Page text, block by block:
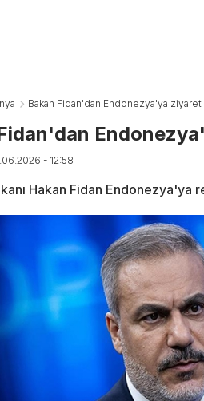
Bakan Fidan'dan Endonezya'ya ziyaret
- 12:58
Hakan Fidan